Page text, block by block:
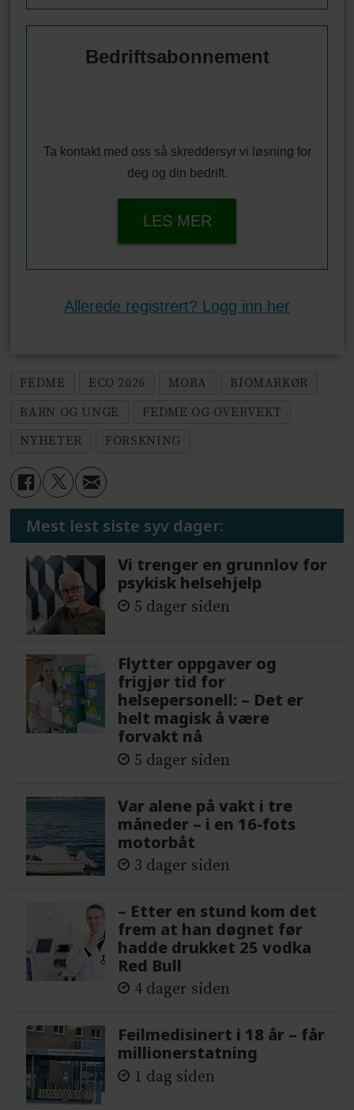
Bedriftsabonnement
Ta kontakt med oss så skreddersyr vi løsning for
deg og din bedrift.
LES MER
Allerede registrert? Logg inn her
FEDME ECO 2026 MOBA
BIOMARKØR
BARN OG UNGE
FEDME OG OVERVEKT
NYHETER
FORSKNING
Mest lest siste syv dager:
Vi trenger en grunnlov for
psykisk helsehjelp
5 dager siden
Flytter oppgaver og
frigjør tid for
helsepersonell: – Det er
helt magisk å være
forvakt nå
5 dager siden
Var alene på vakt i tre
måneder – i en 16-fots
motorbåt
3 dager siden
– Etter en stund kom det
frem at han døgnet før
hadde drukket 25 vodka
Red Bull
4 dager siden
Feilmedisinert i 18 år – får
millionerstatning
1 dag siden